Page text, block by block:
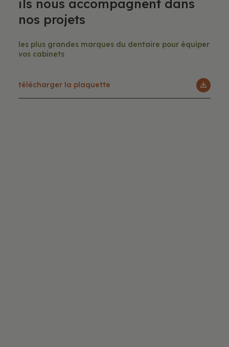
Ils nous accompagnent dans
nos projets
Les plus grandes marques du dentaire pour équiper
vos cabinets
Télécharger la plaquette